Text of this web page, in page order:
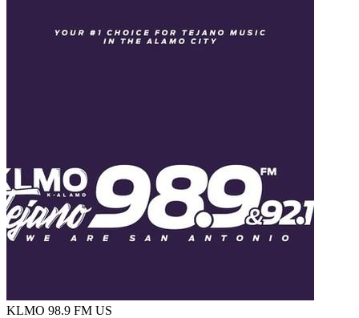
KLMO 98.9 FM US